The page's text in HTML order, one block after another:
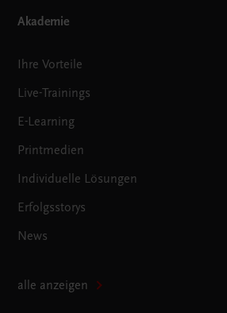
Akademie
Ihre Vorteile
Live-Trainings
E-Learning
Printmedien
Individuelle Lösungen
Erfolgsstorys
News
alle anzeigen